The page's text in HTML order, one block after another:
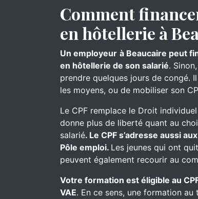
Comment
en hôtellerie à
Un employeur à Beaucaire peut
en hôtellerie de son salarié.
prendre quelques jours de congé.
les moyens, ou de mobiliser son
Le CPF remplace le Droit
donne plus de liberté quant au
salarié. Le CPF s’adresse aussi
Pôle emploi. Les jeunes qui ont
peuvent également recourir au
Votre formation est éligible au
VAE. En ce sens, une formation